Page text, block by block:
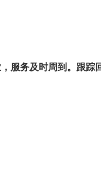
服务及时周到。跟踪